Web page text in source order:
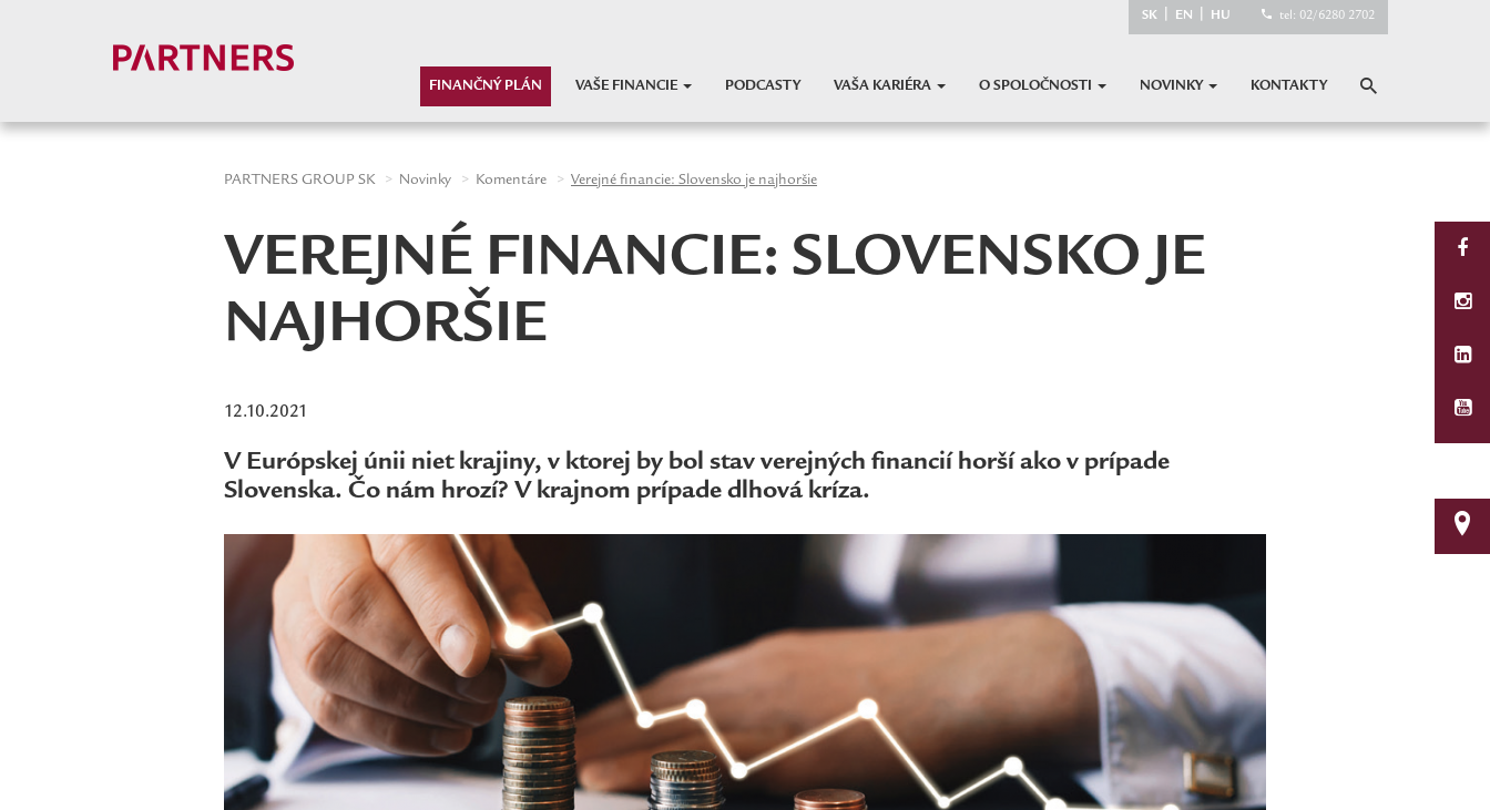
FINANČNÝ PLÁN VAŠE FINANCIE PODCASTY VAŠA KARIÉRA O SPOLOČNOSTI NOVINKY KONTAKTY
SK EN HU tel: 02/6280 2702
PARTNERS GROUP SK Novinky Komentáre Verejné financie: Slovensko je najhoršie
VEREJNÉ FINANCIE: SLOVENSKO JE
NAJHORŠIE
12.10.2021
V Európskej únii niet krajiny, v ktorej by bol stav verejných financií horší ako v prípade
Slovenska. Čo nám hrozí? V krajnom prípade dlhová kríza.